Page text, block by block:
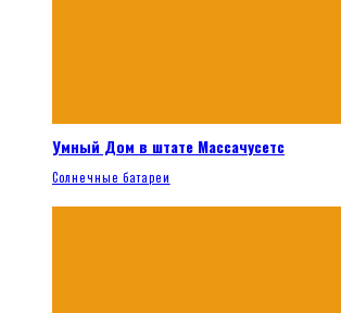
Умный Дом в штате Массачусетс
Солнечные батареи